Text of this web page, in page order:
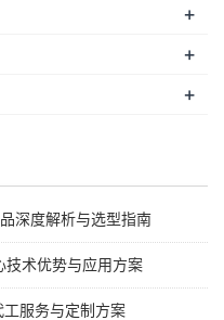
+
+
+
深度解析与选型指南
技术优势与应用方案
服务与定制方案